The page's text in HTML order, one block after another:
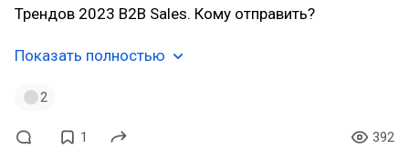
Трендов 2023 B2B Sales. Кому отправить?
Показать полностью
2
1 392